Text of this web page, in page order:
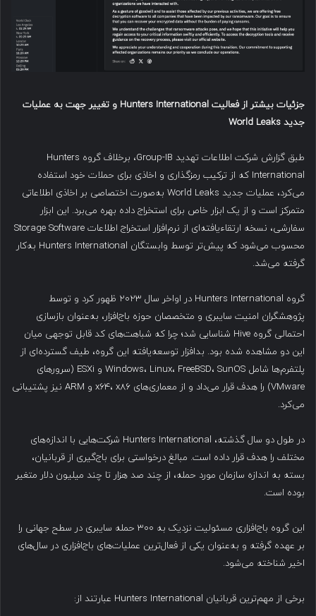
جزئیات بیشتر از فعالیت
و تغییر جهت به عملیات
جدید
طبق گزارش شرکت اطلاعات تهدید Group-IB، برخلاف گروه Hunters
International که از ترکیب رمزگذاری و اخاذی برای حملات خود استفاده
می‌کرد، عملیات جدید World Leaks به‌صورت اختصاصی بر اخاذی اطلاعاتی
متمرکز است و از یک ابزار خاص برای استخراج داده بهره می‌برد. این ابزار
سفارشی، نسخه ارتقاءیافته‌ای از نرم‌افزار استخراج اطلاعات Storage Software
محسوب می‌شود که پیش‌تر توسط وابستگان Hunters International به‌کار
گرفته می‌شد.
گروه Hunters International در اواخر سال ۲۰۲۳ ظهور کرد و توسط
پژوهشگران امنیت سایبری و متخصصان حوزه باج‌افزار، به‌عنوان بازسازی
احتمالی گروه Hive شناسایی شد؛ چرا که شباهت‌های کد قابل توجهی میان
این دو مشاهده شده بود. بدافزار توسعه‌یافته این گروه، طیف گسترده‌ای از
پلتفرم‌ها شامل Windows، Linux، FreeBSD، SunOS و ESXi (سرورهای
VMware) را هدف قرار می‌داد و از معماری‌های x64، x86 و ARM نیز پشتیبانی
می‌کرد.
در طول دو سال گذشته، Hunters International شرکت‌هایی با اندازه‌های
مختلف را هدف قرار داده است. مبالغ درخواستی برای باج‌گیری از قربانیان،
بسته به اندازه سازمان مورد حمله، از چند صد هزار تا چند میلیون دلار متغیر
بوده است.
این گروه باج‌افزاری مسئولیت نزدیک به ۳۰۰ حمله سایبری در سطح جهانی را
بر عهده گرفته و به‌عنوان یکی از فعال‌ترین عملیات‌های باج‌افزاری در سال‌های
اخیر شناخته می‌شود.
برخی از مهم‌ترین قربانیان Hunters International عبارتند از: